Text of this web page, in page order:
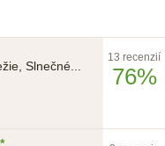
Slnečné...
13 recenzií
76%